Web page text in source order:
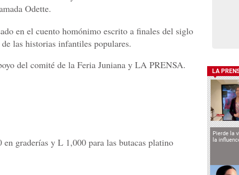
Odette.
en el cuento homónimo escrito a finales del siglo
las historias infantiles populares.
del comité de la Feria Juniana y LA PRENSA.
graderías y L 1,000 para las butacas platino
LA
Pierde la
la